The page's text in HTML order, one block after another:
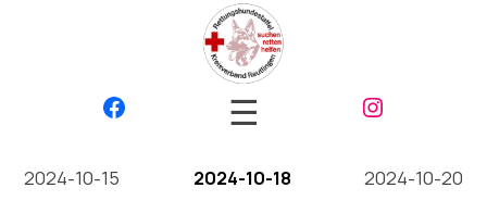
☰
2024-10-15 2024-10-18 2024-10-20